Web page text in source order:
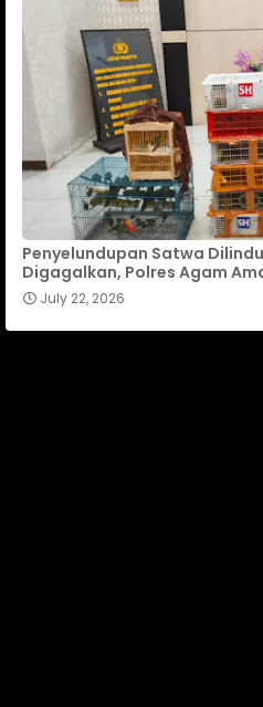
Penyelundupan Satwa
Digagalkan, Polres Agam
July 22, 2026